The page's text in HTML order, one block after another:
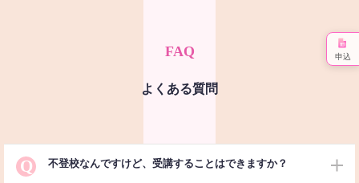
FAQ
よくある質問
Q 不登校なんですけど、受講することはできますか？
申込